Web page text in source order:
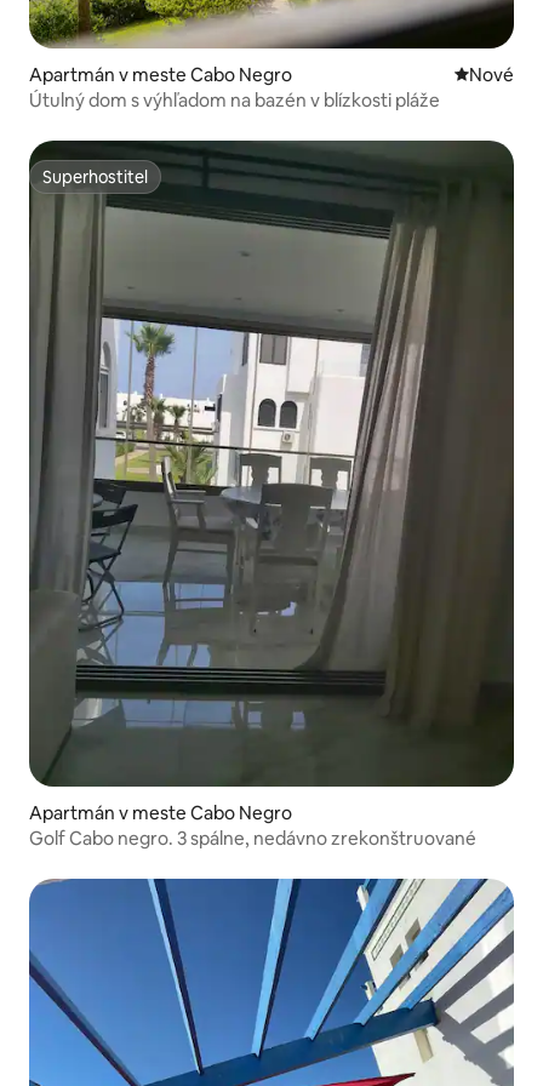
Apartmán v meste Cabo Negro Nové
Nové
Útulný dom s výhľadom na bazén v blízkosti pláže
Superhostiteľ
Superhostiteľ
Apartmán v meste Cabo Negro
Golf Cabo negro. 3 spálne, nedávno zrekonštruované